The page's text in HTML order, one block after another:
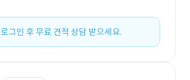
로그인 후 무료 견적 상담 받으세요.